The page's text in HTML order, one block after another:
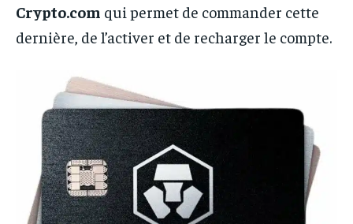
Crypto.com qui permet de commander cette
dernière, de l’activer et de recharger le compte.